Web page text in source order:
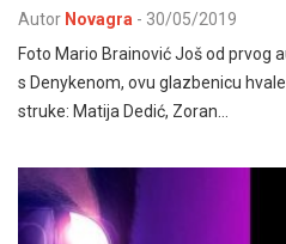
Autor Novagra - 30/05/2019
Foto Mario Brainović Još od prvog
s Denykenom, ovu glazbenicu
struke: Matija Dedić, Zoran…